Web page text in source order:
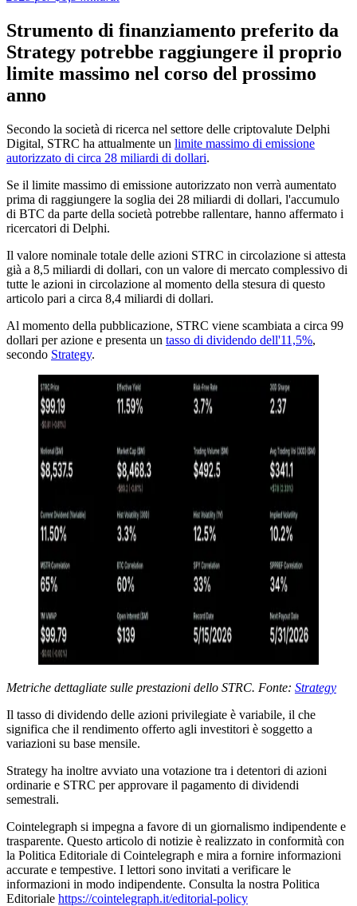
Strumento di finanziamento preferito da
Strategy potrebbe raggiungere il proprio
limite massimo nel corso del prossimo
anno
Secondo la società di ricerca nel settore delle criptovalute Delphi
Digital, STRC ha attualmente un limite massimo di emissione
autorizzato di circa 28 miliardi di dollari.
Se il limite massimo di emissione autorizzato non verrà aumentato
prima di raggiungere la soglia dei 28 miliardi di dollari, l'accumulo
di BTC da parte della società potrebbe rallentare, hanno affermato i
ricercatori di Delphi.
Il valore nominale totale delle azioni STRC in circolazione si attesta
già a 8,5 miliardi di dollari, con un valore di mercato complessivo di
tutte le azioni in circolazione al momento della stesura di questo
articolo pari a circa 8,4 miliardi di dollari.
Al momento della pubblicazione, STRC viene scambiata a circa 99
dollari per azione e presenta un tasso di dividendo dell'11,5%,
secondo Strategy.
Metriche dettagliate sulle prestazioni dello STRC. Fonte: Strategy
Il tasso di dividendo delle azioni privilegiate è variabile, il che
significa che il rendimento offerto agli investitori è soggetto a
variazioni su base mensile.
Strategy ha inoltre avviato una votazione tra i detentori di azioni
ordinarie e STRC per approvare il pagamento di dividendi
semestrali.
Cointelegraph si impegna a favore di un giornalismo indipendente e
trasparente. Questo articolo di notizie è realizzato in conformità con
la Politica Editoriale di Cointelegraph e mira a fornire informazioni
accurate e tempestive. I lettori sono invitati a verificare le
informazioni in modo indipendente. Consulta la nostra Politica
Editoriale https://cointelegraph.it/editorial-policy